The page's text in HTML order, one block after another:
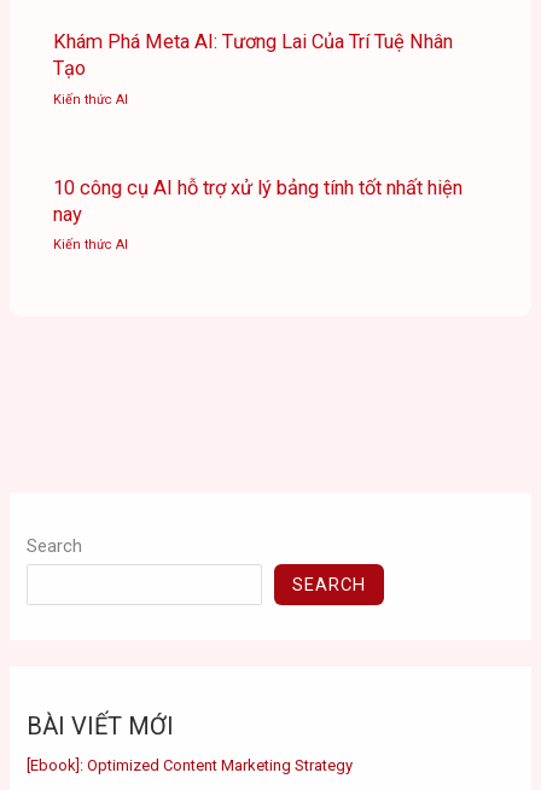
Khám Phá Meta AI: Tương Lai Của Trí Tuệ Nhân
Tạo
Kiến thức AI
10 công cụ AI hỗ trợ xử lý bảng tính tốt nhất hiện
nay
Kiến thức AI
Search
SEARCH
BÀI VIẾT MỚI
[Ebook]: Optimized Content Marketing Strategy